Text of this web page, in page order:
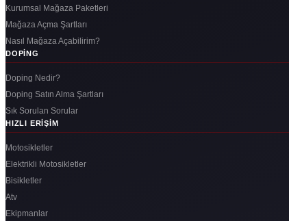
Kurumsal Mağaza Paketleri
Mağaza Açma Şartları
Nasıl Mağaza Açabilirim?
DOPING
Doping Nedir?
Doping Satın Alma Şartları
Sık Sorulan Sorular
HIZLI ERIŞIM
Motosikletler
Elektrikli Motosikletler
Bisikletler
Atv
Ekipmanlar